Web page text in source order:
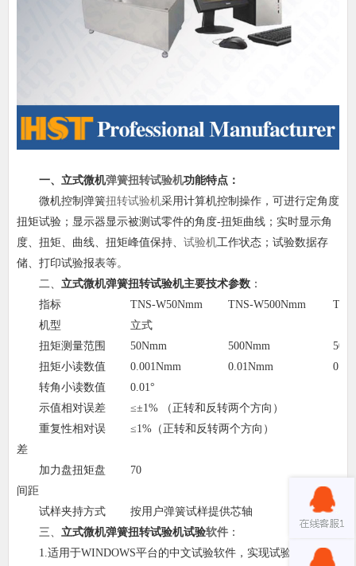
一、 立式微机弹簧扭转试验机功能特点：
微机控制弹簧扭转试验机采用计算机控制操作，可进行定角度
扭矩试验；显示器显示被测试零件的角度-扭矩曲线；实时显示角
度、扭矩、曲线、扭矩峰值保持、 试验机工作状态；试验数据存
储、打印试验报表等。
二、 立式微机弹簧扭转试验机主要技术参数 ：
指标
TNS-W50Nmm TNS-W500Nmm
机型
立式
扭矩测量范围
50Nmm 500Nmm
扭矩小读数值
0.001Nmm 0.01Nmm
转角小读数值
0.01°
示值相对误差
≤±1% （正转和反转两个方向）
重复性相对误
差
≤1%（正转和反转两个方向）
加力盘扭矩盘
间距
70
试样夹持方式
按用户弹簧试样提供芯轴
三、 立式微机弹簧扭转试验机试验软件 ：
1.适用于WINDOWS平台的中文试验软件，实现试验数据采集